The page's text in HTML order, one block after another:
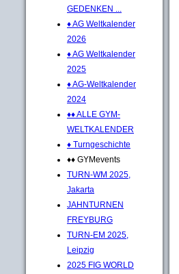
GEDENKEN ...
♦ AG Weltkalender
2026
♦ AG Weltkalender
2025
♦ AG-Weltkalender
2024
♦♦ ALLE GYM-
WELTKALENDER
♦ Turngeschichte
♦♦ GYMevents
TURN-WM 2025,
Jakarta
JAHNTURNEN
FREYBURG
TURN-EM 2025,
Leipzig
2025 FIG WORLD